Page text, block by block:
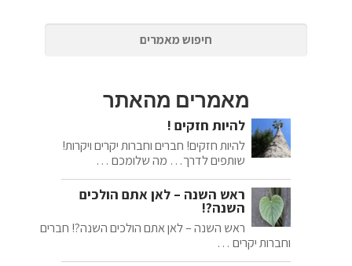
מאמרים מהאתר
להיות חזקים !
להיות חזקים! חברים וחברות יקרים ויקרות!
שותפים לדרך… מה שלומכם …
ראש השנה – לאן אתם הולכים
השנה?!
ראש השנה – לאן אתם הולכים השנה?! חברים
וחברות יקרים …